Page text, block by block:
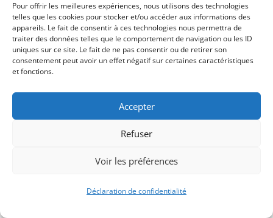
Pour offrir les meilleures expériences, nous utilisons des technologies
telles que les cookies pour stocker et/ou accéder aux informations des
appareils. Le fait de consentir à ces technologies nous permettra de
traiter des données telles que le comportement de navigation ou les ID
uniques sur ce site. Le fait de ne pas consentir ou de retirer son
consentement peut avoir un effet négatif sur certaines caractéristiques
et fonctions.
Accepter
Refuser
Voir les préférences
Déclaration de confidentialité
Signify-Child ByClub Photo IUT Vannes @2025